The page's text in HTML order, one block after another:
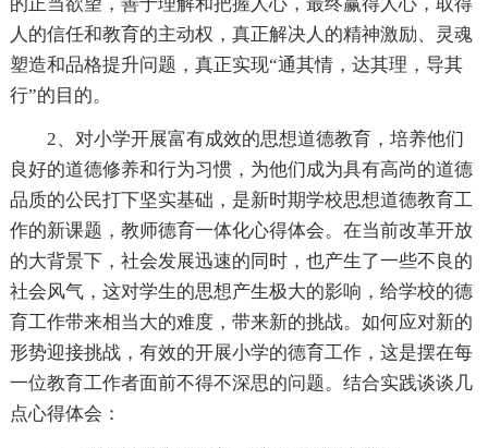
人的信任和教育的主动权，真正解决人的精神激励、灵魂
塑造和品格提升问题，真正实现“通其情，达其理，导其
行”的目的。
2、对小学开展富有成效的思想道德教育，培养他们
良好的道德修养和行为习惯，为他们成为具有高尚的道德
品质的公民打下坚实基础，是新时期学校思想道德教育工
作的新课题，教师德育一体化心得体会。在当前改革开放
的大背景下，社会发展迅速的同时，也产生了一些不良的
社会风气，这对学生的思想产生极大的影响，给学校的德
育工作带来相当大的难度，带来新的挑战。如何应对新的
形势迎接挑战，有效的开展小学的德育工作，这是摆在每
一位教育工作者面前不得不深思的问题。结合实践谈谈几
点心得体会：